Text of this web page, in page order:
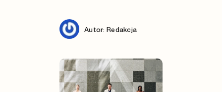
Autor: Redakcja